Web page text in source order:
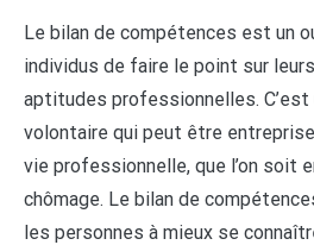
Le bilan de compétences est un
individus de faire le point sur
aptitudes professionnelles. C’est
volontaire qui peut être
vie professionnelle, que l’on soit
chômage. Le bilan de
les personnes à mieux se